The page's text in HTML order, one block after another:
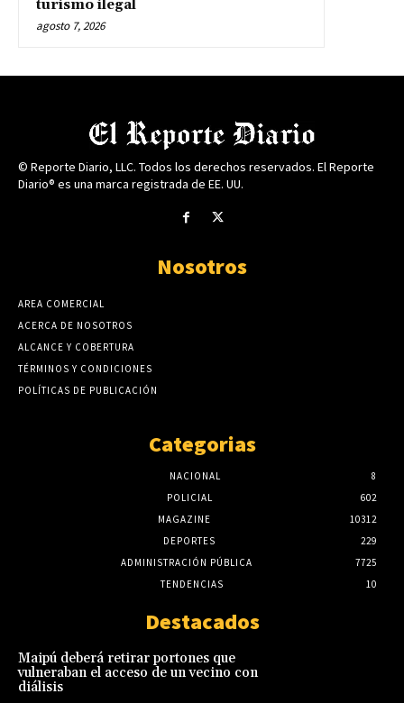
turismo ilegal
agosto 7, 2026
© Reporte Diario, LLC. Todos los derechos reservados. El Reporte
Diario® es una marca registrada de EE. UU.
Nosotros
AREA COMERCIAL
ACERCA DE NOSOTROS
ALCANCE Y COBERTURA
TÉRMINOS Y CONDICIONES
POLÍTICAS DE PUBLICACIÓN
Categorias
NACIONAL
8
POLICIAL
602
MAGAZINE
10312
DEPORTES
229
ADMINISTRACIÓN PÚBLICA
7725
TENDENCIAS
10
Destacados
Maipú deberá retirar portones que
vulneraban el acceso de un vecino con
diálisis